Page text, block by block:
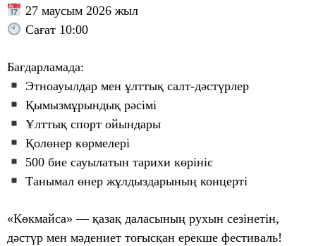
27 маусым 2026 жыл
Сағат 10:00
Бағдарламада:
Этноауылдар мен ұлттық салт-дәстүрлер
Қымызмұрындық рәсімі
Ұлттық спорт ойындары
Қолөнер көрмелері
500 бие сауылатын тарихи көрініс
Танымал өнер жұлдыздарының концерті
«Көкмайса» — қазақ даласының рухын сезінетін,
дәстүр мен мәдениет тоғысқан ерекше фестиваль!